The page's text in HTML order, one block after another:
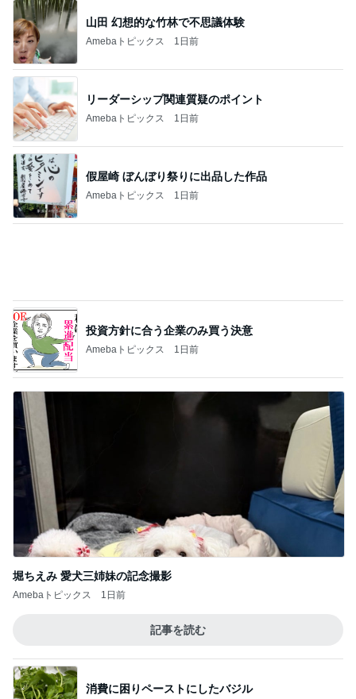
リーダーシップ関連質疑のポイント
Amebaトピックス 1日前
假屋崎 ぼんぼり祭りに出品した作品
Amebaトピックス 1日前
堀ちえみ 愛犬三姉妹の記念撮影
Amebaトピックス 1日前
記事を読む
Amebaトピックス 1日前
ほっともっと肉2倍のチキン南蛮弁当